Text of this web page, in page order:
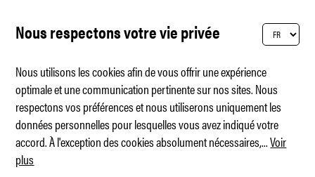
Les 50 ans du Cuore Sportivo
Nous respectons votre vie privée
Nous utilisons les cookies afin de vous offrir une expérience
optimale et une communication pertinente sur nos sites. Nous
respectons vos préférences et nous utiliserons uniquement les
données personnelles pour lesquelles vous avez indiqué votre
accord. À l'exception des cookies absolument nécessaires,...Voir
plus